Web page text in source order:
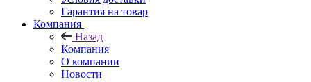
Гарантия на товар
Компания
Назад
Компания
О компании
Новости